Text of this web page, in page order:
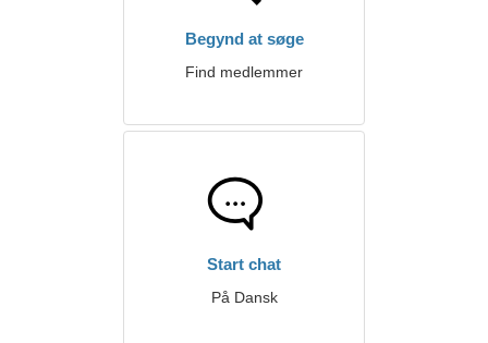
Begynd at søge
Find medlemmer
Start chat
På Dansk